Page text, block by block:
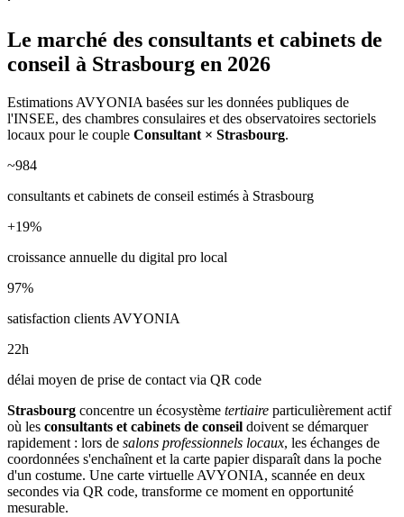
Le marché des consultants et cabinets de
conseil à Strasbourg en 2026
Estimations AVYONIA basées sur les données publiques de
l'INSEE, des chambres consulaires et des observatoires sectoriels
locaux pour le couple Consultant × Strasbourg.
~984
consultants et cabinets de conseil estimés à Strasbourg
+19%
croissance annuelle du digital pro local
97%
satisfaction clients AVYONIA
22h
délai moyen de prise de contact via QR code
Strasbourg concentre un écosystème tertiaire particulièrement actif
où les consultants et cabinets de conseil doivent se démarquer
rapidement : lors de salons professionnels locaux, les échanges de
coordonnées s'enchaînent et la carte papier disparaît dans la poche
d'un costume. Une carte virtuelle AVYONIA, scannée en deux
secondes via QR code, transforme ce moment en opportunité
mesurable.